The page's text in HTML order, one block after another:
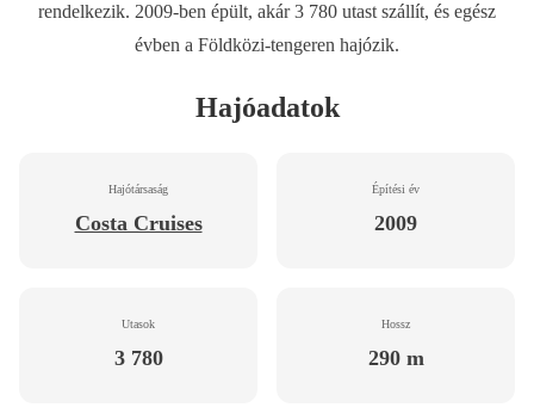
rendelkezik. 2009-ben épült, akár 3 780 utast szállít, és egész
évben a Földközi-tengeren hajózik.
Hajóadatok
Hajótársaság
Costa Cruises
Építési év
2009
Utasok
3 780
Hossz
290 m